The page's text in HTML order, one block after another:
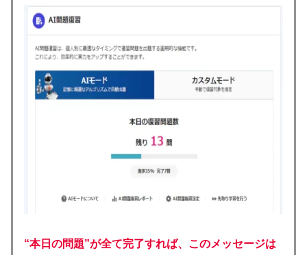
“本日の問題”が全て完了すれば、このメッセージは